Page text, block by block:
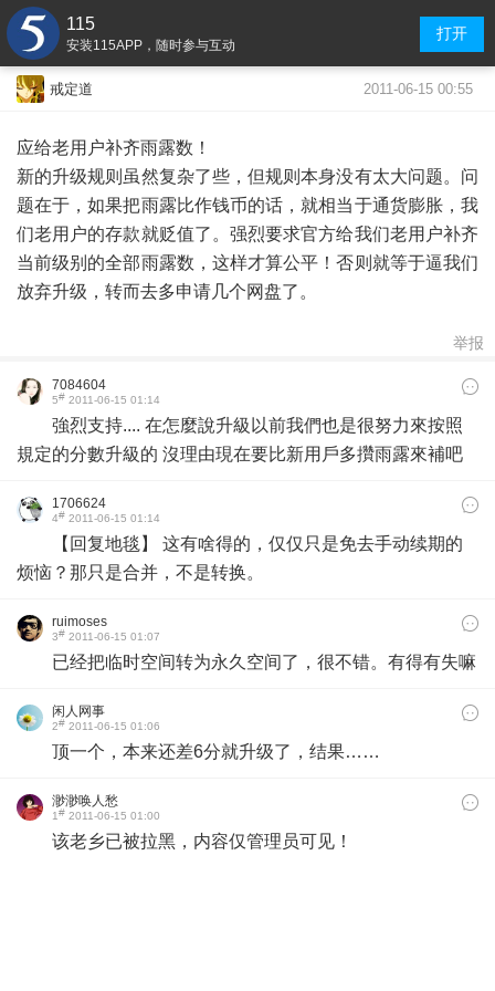
115
安装115APP，随时参与互动
打开
戒定道 2011-06-15 00:55
应给老用户补齐雨露数！
新的升级规则虽然复杂了些，但规则本身没有太大问题。问
题在于，如果把雨露比作钱币的话，就相当于通货膨胀，我
们老用户的存款就贬值了。强烈要求官方给我们老用户补齐
当前级别的全部雨露数，这样才算公平！否则就等于逼我们
放弃升级，转而去多申请几个网盘了。
举报
7084604
5# 2011-06-15 01:14
強烈支持.... 在怎麼說升級以前我們也是很努力來按照
規定的分數升級的 沒理由現在要比新用戶多攢雨露來補吧
1706624
4# 2011-06-15 01:14
【回复地毯】 这有啥得的，仅仅只是免去手动续期的
烦恼？那只是合并，不是转换。
ruimoses
3# 2011-06-15 01:07
已经把临时空间转为永久空间了，很不错。有得有失嘛
闲人网事
2# 2011-06-15 01:06
顶一个，本来还差6分就升级了，结果……
渺渺唤人愁
1# 2011-06-15 01:00
该老乡已被拉黑，内容仅管理员可见！